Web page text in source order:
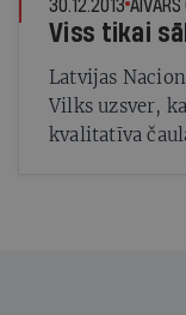
30.12.2013 AIVARS
Viss tikai
Latvijas
Vilks uzsver,
kvalitatīva